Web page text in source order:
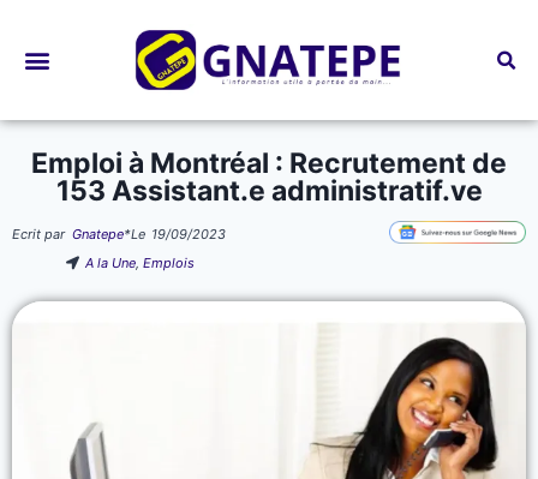
Emploi à Montréal : Recrutement de
153 Assistant.e administratif.ve
Ecrit par Gnatepe*Le 19/09/2023
A la Une,Emplois